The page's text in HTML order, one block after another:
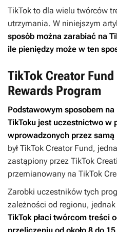
TikTok to dla wielu twórców
utrzymania. W niniejszym
sposób można zarabiać na
ile pieniędzy może w ten
TikTok Creator
Rewards Program
Podstawowym sposobem
TikToku jest uczestnictwo w
wprowadzonych przez
był TikTok Creator Fund,
zastąpiony przez TikTok
przemianowany na TikTok
Zarobki uczestników tych
zależności od regionu,
TikTok płaci twórcom treści